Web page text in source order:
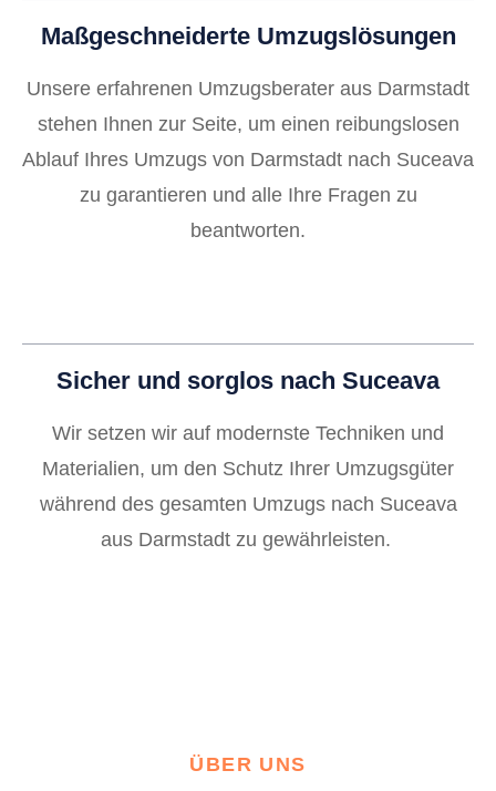
Maßgeschneiderte Umzugslösungen
Unsere erfahrenen Umzugsberater aus Darmstadt
stehen Ihnen zur Seite, um einen reibungslosen
Ablauf Ihres Umzugs von Darmstadt nach Suceava
zu garantieren und alle Ihre Fragen zu
beantworten.
Sicher und sorglos nach Suceava
Wir setzen wir auf modernste Techniken und
Materialien, um den Schutz Ihrer Umzugsgüter
während des gesamten Umzugs nach Suceava
aus Darmstadt zu gewährleisten.
ÜBER UNS